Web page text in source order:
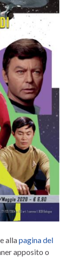
allapagina del
apposito o